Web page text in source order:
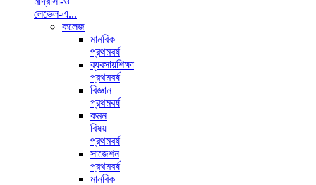
লেভেল-এ...
কলেজ
মানবিক
প্রথমবর্ষ
ব্যবসায়শিক্ষা
প্রথমবর্ষ
বিজ্ঞান
প্রথমবর্ষ
কমন
বিষয়
প্রথমবর্ষ
সাজেশন
প্রথমবর্ষ
মানবিক